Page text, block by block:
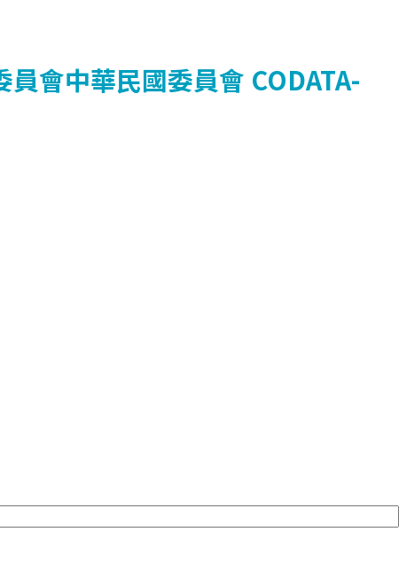
員會中華民國委員會 CODATA-